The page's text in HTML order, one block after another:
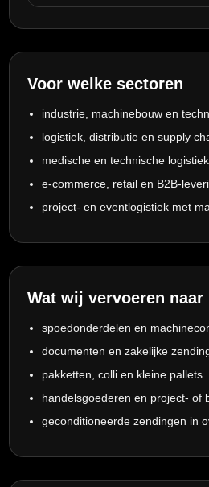
Voor welke sectoren
industrie, machinebouw en
logistiek, distributie en supply
medische en technische
e-commerce, retail en B2B-
project- en eventlogistiek met
Wat wij vervoeren
spoedonderdelen en
documenten en zakelijke
pakketten, colli en kleine pallets
handelsgoederen en project- of
geconditioneerde zendingen in